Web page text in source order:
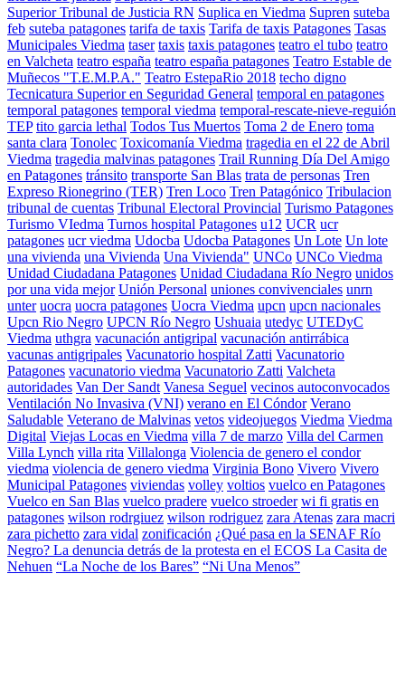
Superior Tribunal de Justicia RN Suplica en Viedma Supren suteba
feb suteba patagones tarifa de taxis Tarifa de taxis Patagones Tasas
Municipales Viedma taser taxis taxis patagones teatro el tubo teatro
en Valcheta teatro españa teatro españa patagones Teatro Estable de
Muñecos "T.E.M.P.A." Teatro EstepaRio 2018 techo digno
Tecnicatura Superior en Seguridad General temporal en patagones
temporal patagones temporal viedma temporal-rescate-nieve-reguión
TEP tito garcia lethal Todos Tus Muertos Toma 2 de Enero toma
santa clara Tonolec Toxicomanía Viedma tragedia en el 22 de Abril
Viedma tragedia malvinas patagones Trail Running Día Del Amigo
en Patagones tránsito transporte San Blas trata de personas Tren
Expreso Rionegrino (TER) Tren Loco Tren Patagónico Tribulacion
tribunal de cuentas Tribunal Electoral Provincial Turismo Patagones
Turismo VIedma Turnos hospital Patagones u12 UCR ucr
patagones ucr viedma Udocba Udocba Patagones Un Lote Un lote
una vivienda una Vivienda Una Vivienda" UNCo UNCo Viedma
Unidad Ciudadana Patagones Unidad Ciudadana Río Negro unidos
por una vida mejor Unión Personal uniones convivenciales unrn
unter uocra uocra patagones Uocra Viedma upcn upcn nacionales
Upcn Rio Negro UPCN Río Negro Ushuaia utedyc UTEDyC
Viedma uthgra vacunación antigripal vacunación antirrábica
vacunas antigripales Vacunatorio hospital Zatti Vacunatorio
Patagones vacunatorio viedma Vacunatorio Zatti Valcheta
autoridades Van Der Sandt Vanesa Seguel vecinos autoconvocados
Ventilación No Invasiva (VNI) verano en El Cóndor Verano
Saludable Veterano de Malvinas vetos videojuegos Viedma Viedma
Digital Viejas Locas en Viedma villa 7 de marzo Villa del Carmen
Villa Lynch villa rita Villalonga Violencia de genero el condor
viedma violencia de genero viedma Virginia Bono Vivero Vivero
Municipal Patagones viviendas volley voltios vuelco en Patagones
Vuelco en San Blas vuelco pradere vuelco stroeder wi fi gratis en
patagones wilson rodrgiuez wilson rodriguez zara Atenas zara macri
zara pichetto zara vidal zonificación ¿Qué pasa en la SENAF Río
Negro? La denuncia detrás de la protesta en el ECOS La Casita de
Nehuen “La Noche de los Bares” “Ni Una Menos”